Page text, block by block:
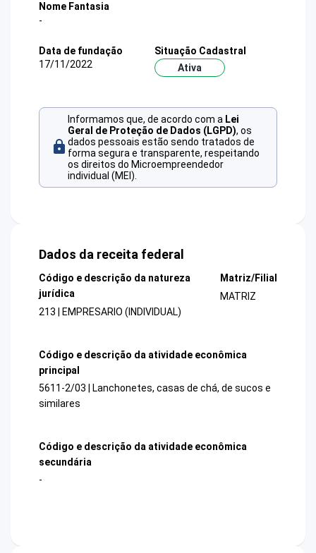
Nome Fantasia
-
Data de fundação
17/11/2022
Situação Cadastral
Ativa
Informamos que, de acordo com a Lei
Geral de Proteção de Dados (LGPD), os
dados pessoais estão sendo tratados de
forma segura e transparente, respeitando
os direitos do Microempreendedor
individual (MEI).
Dados da receita federal
Código e descrição da natureza
jurídica
213 | EMPRESARIO (INDIVIDUAL)
Matriz/Filial
MATRIZ
Código e descrição da atividade econômica
principal
5611-2/03 | Lanchonetes, casas de chá, de sucos e
similares
Código e descrição da atividade econômica
secundária
-